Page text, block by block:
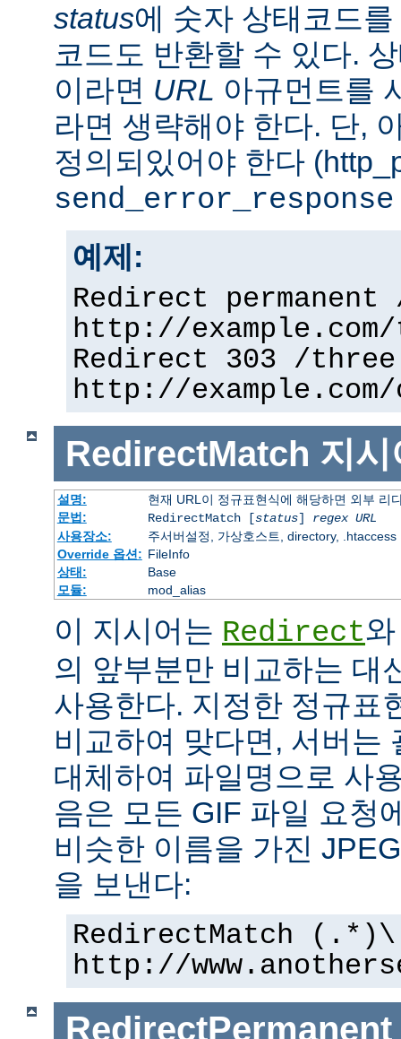
status에 숫자 상태코드
코드도 반환할 수 있다.
이라면 URL 아규먼트를
라면 생략해야 한다. 단,
정의되있어야 한다
send_error_response
예제:
Redirect permanent
http://example.com/
Redirect 303 /three
http://
RedirectMatch 지시
설명:
현재 URL이 정규표현식에 해당하면 외부 리
문법:
RedirectMatch [status] regex URL
사용장소:
주서버설정, 가상호스트, directory, .htaccess
Override 옵션: FileInfo
상태:
Base
모듈:
mod_alias
이 지시어는 Redirect
의 앞부분만 비교하는 대
사용한다. 지정한 정규표
비교하여 맞다면, 서버는
대체하여 파일명으로 사
음은 모든 GIF 파일 요청
비슷한 이름을 가진
을 보낸다:
RedirectMatch
http://
RedirectPermanent